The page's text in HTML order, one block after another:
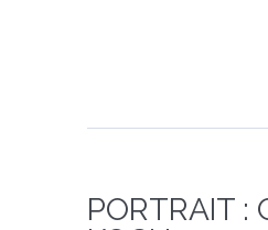
PORTRAIT :